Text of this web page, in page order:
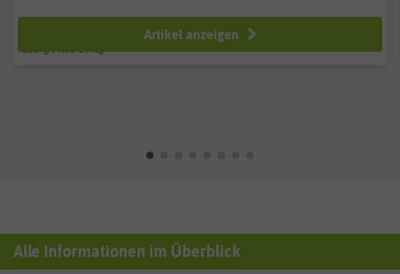
250g | 9,96 € / kg
Artikel anzeigen
Alle Informationen im Überblick